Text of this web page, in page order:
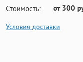
Стоимость: от 300
Условия доставки